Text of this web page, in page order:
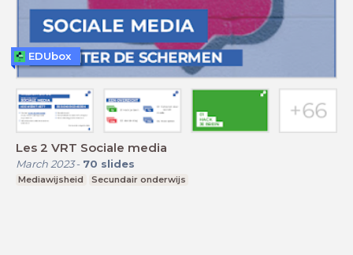
Les 2 VRT Sociale media
March 2023- 70 slides
Mediawijsheid Secundair onderwijs
EDUbox